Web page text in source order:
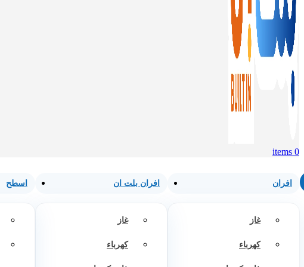
0
items
افران
غاز
كهرباء
افران بلت ان
غاز
كهرباء
اسطح